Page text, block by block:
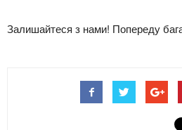
Залишайтеся з нами! Попереду